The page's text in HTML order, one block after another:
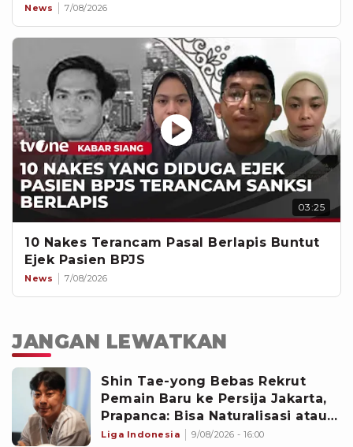
News 7/08/2026
03:25
10 Nakes Terancam Pasal Berlapis Buntut
Ejek Pasien BPJS
News 7/08/2026
JANGAN LEWATKAN
‎Shin Tae-yong Bebas Rekrut
Pemain Baru ke Persija Jakarta,
Prapanca: Bisa Naturalisasi atau
Asing
Liga Indonesia 9/08/2026 - 16:00